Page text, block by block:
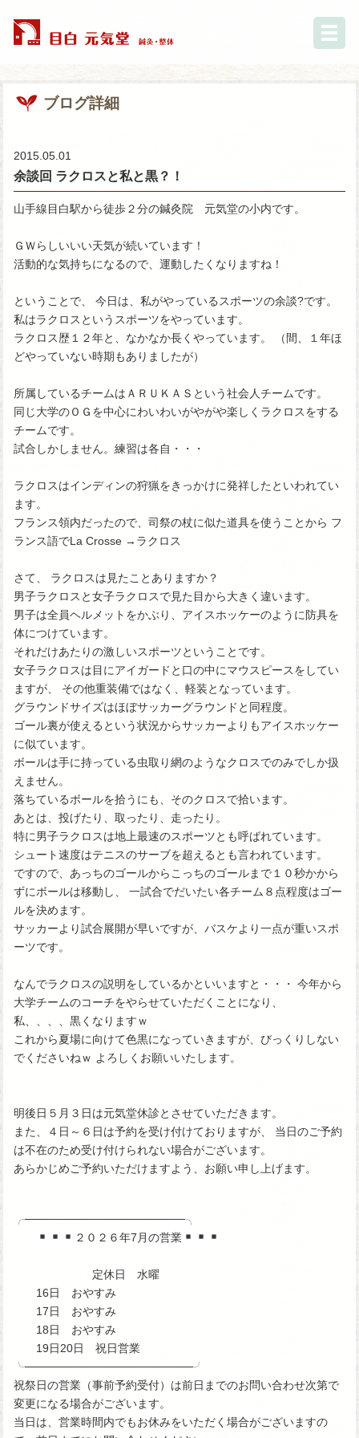
ブログ詳細
2015.05.01
余談回 ラクロスと私と黒？！
山手線目白駅から徒歩２分の鍼灸院 元気堂の小内です。
ＧＷらしいいい天気が続いています！
活動的な気持ちになるので、運動したくなりますね！
ということで、 今日は、私がやっているスポーツの余談?です。
私はラクロスというスポーツをやっています。
ラクロス歴１２年と、なかなか長くやっています。 （間、１年ほ
どやっていない時期もありましたが）
所属しているチームはＡＲＵＫＡＳという社会人チームです。
同じ大学のＯＧを中心にわいわいがやがや楽しくラクロスをする
チームです。
試合しかしません。練習は各自・・・
ラクロスはインディンの狩猟をきっかけに発祥したといわれてい
ます。
フランス領内だったので、司祭の杖に似た道具を使うことから フ
ランス語でLa Crosse →ラクロス
さて、 ラクロスは見たことありますか？
男子ラクロスと女子ラクロスで見た目から大きく違います。
男子は全員ヘルメットをかぶり、アイスホッケーのように防具を
体につけています。
それだけあたりの激しいスポーツということです。
女子ラクロスは目にアイガードと口の中にマウスピースをしてい
ますが、 その他重装備ではなく、軽装となっています。
グラウンドサイズはほぼサッカーグラウンドと同程度。
ゴール裏が使えるという状況からサッカーよりもアイスホッケー
に似ています。
ボールは手に持っている虫取り網のようなクロスでのみでしか扱
えません。
落ちているボールを拾うにも、そのクロスで拾います。
あとは、投げたり、取ったり、走ったり。
特に男子ラクロスは地上最速のスポーツとも呼ばれています。
シュート速度はテニスのサーブを超えるとも言われています。
ですので、あっちのゴールからこっちのゴールまで１０秒かから
ずにボールは移動し、 一試合でだいたい各チーム８点程度はゴー
ルを決めます。
サッカーより試合展開が早いですが、バスケより一点が重いスポ
ーツです。
なんでラクロスの説明をしているかといいますと・・・ 今年から
大学チームのコーチをやらせていただくことになり、
私、、、、黒くなりますｗ
これから夏場に向けて色黒になっていきますが、びっくりしない
でくださいねｗ よろしくお願いいたします。
明後日５月３日は元気堂休診とさせていただきます。
また、４日～６日は予約を受け付けておりますが、 当日のご予約
は不在のため受け付けられない場合がございます。
あらかじめご予約いただけますよう、お願い申し上げます。
╭────────────────────╮
２０２６年7月の営業
定休日 水曜
16日 おやすみ
17日 おやすみ
18日 おやすみ
19日20日 祝日営業
╰─────────────────────╯
祝祭日の営業（事前予約受付）は前日までのお問い合わせ次第で
変更になる場合がございます。
当日は、営業時間内でもお休みをいただく場合がございますの